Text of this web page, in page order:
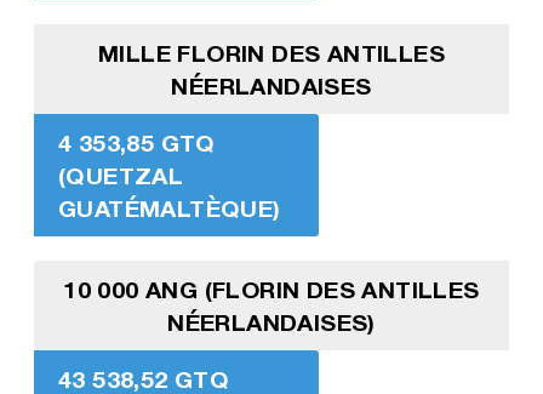
MILLE FLORIN DES ANTILLES
NÉERLANDAISES
4 353,85 GTQ
(QUETZAL
GUATÉMALTÈQUE)
10 000 ANG (FLORIN DES ANTILLES
NÉERLANDAISES)
43 538,52 GTQ